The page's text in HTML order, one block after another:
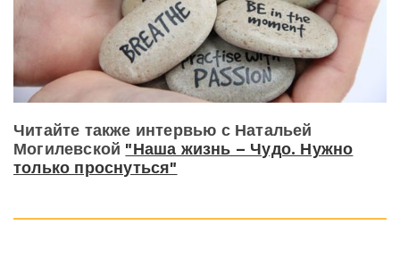
Читайте также интервью с Натальей
Могилевской "Наша жизнь – Чудо. Нужно
только проснуться"